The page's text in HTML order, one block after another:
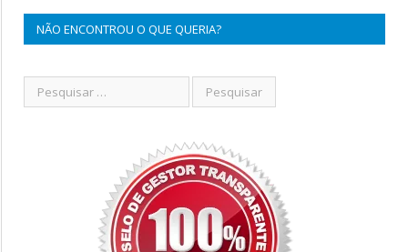
NÃO ENCONTROU O QUE QUERIA?